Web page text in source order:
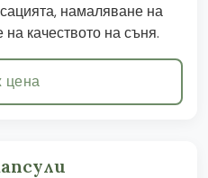
намаляване на
качеството на съня.
цена